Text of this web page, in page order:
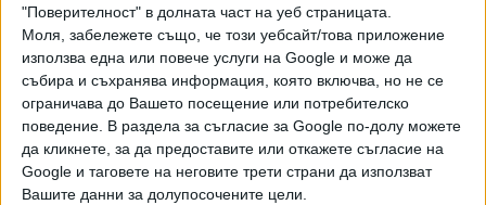
"Поверителност" в долната част на уеб страницата.
Моля, забележете също, че този уебсайт/това приложение
използва една или повече услуги на Google и може да
събира и съхранява информация, която включва, но не се
ограничава до Вашето посещение или потребителско
поведение. В раздела за съгласие за Google по-долу можете
да кликнете, за да предоставите или откажете съгласие на
Google и таговете на неговите трети страни да използват
Вашите данни за долупосочените цели.
Какво се случва когато работникът или служителят не
изпълняват задълженията си, как отчита работното си
време, до каква степен работникът и служителят трябва
да са на разположение на работодателя, когато
извършват работата от разстояние", заяви Микова.
Последвайте ни и в